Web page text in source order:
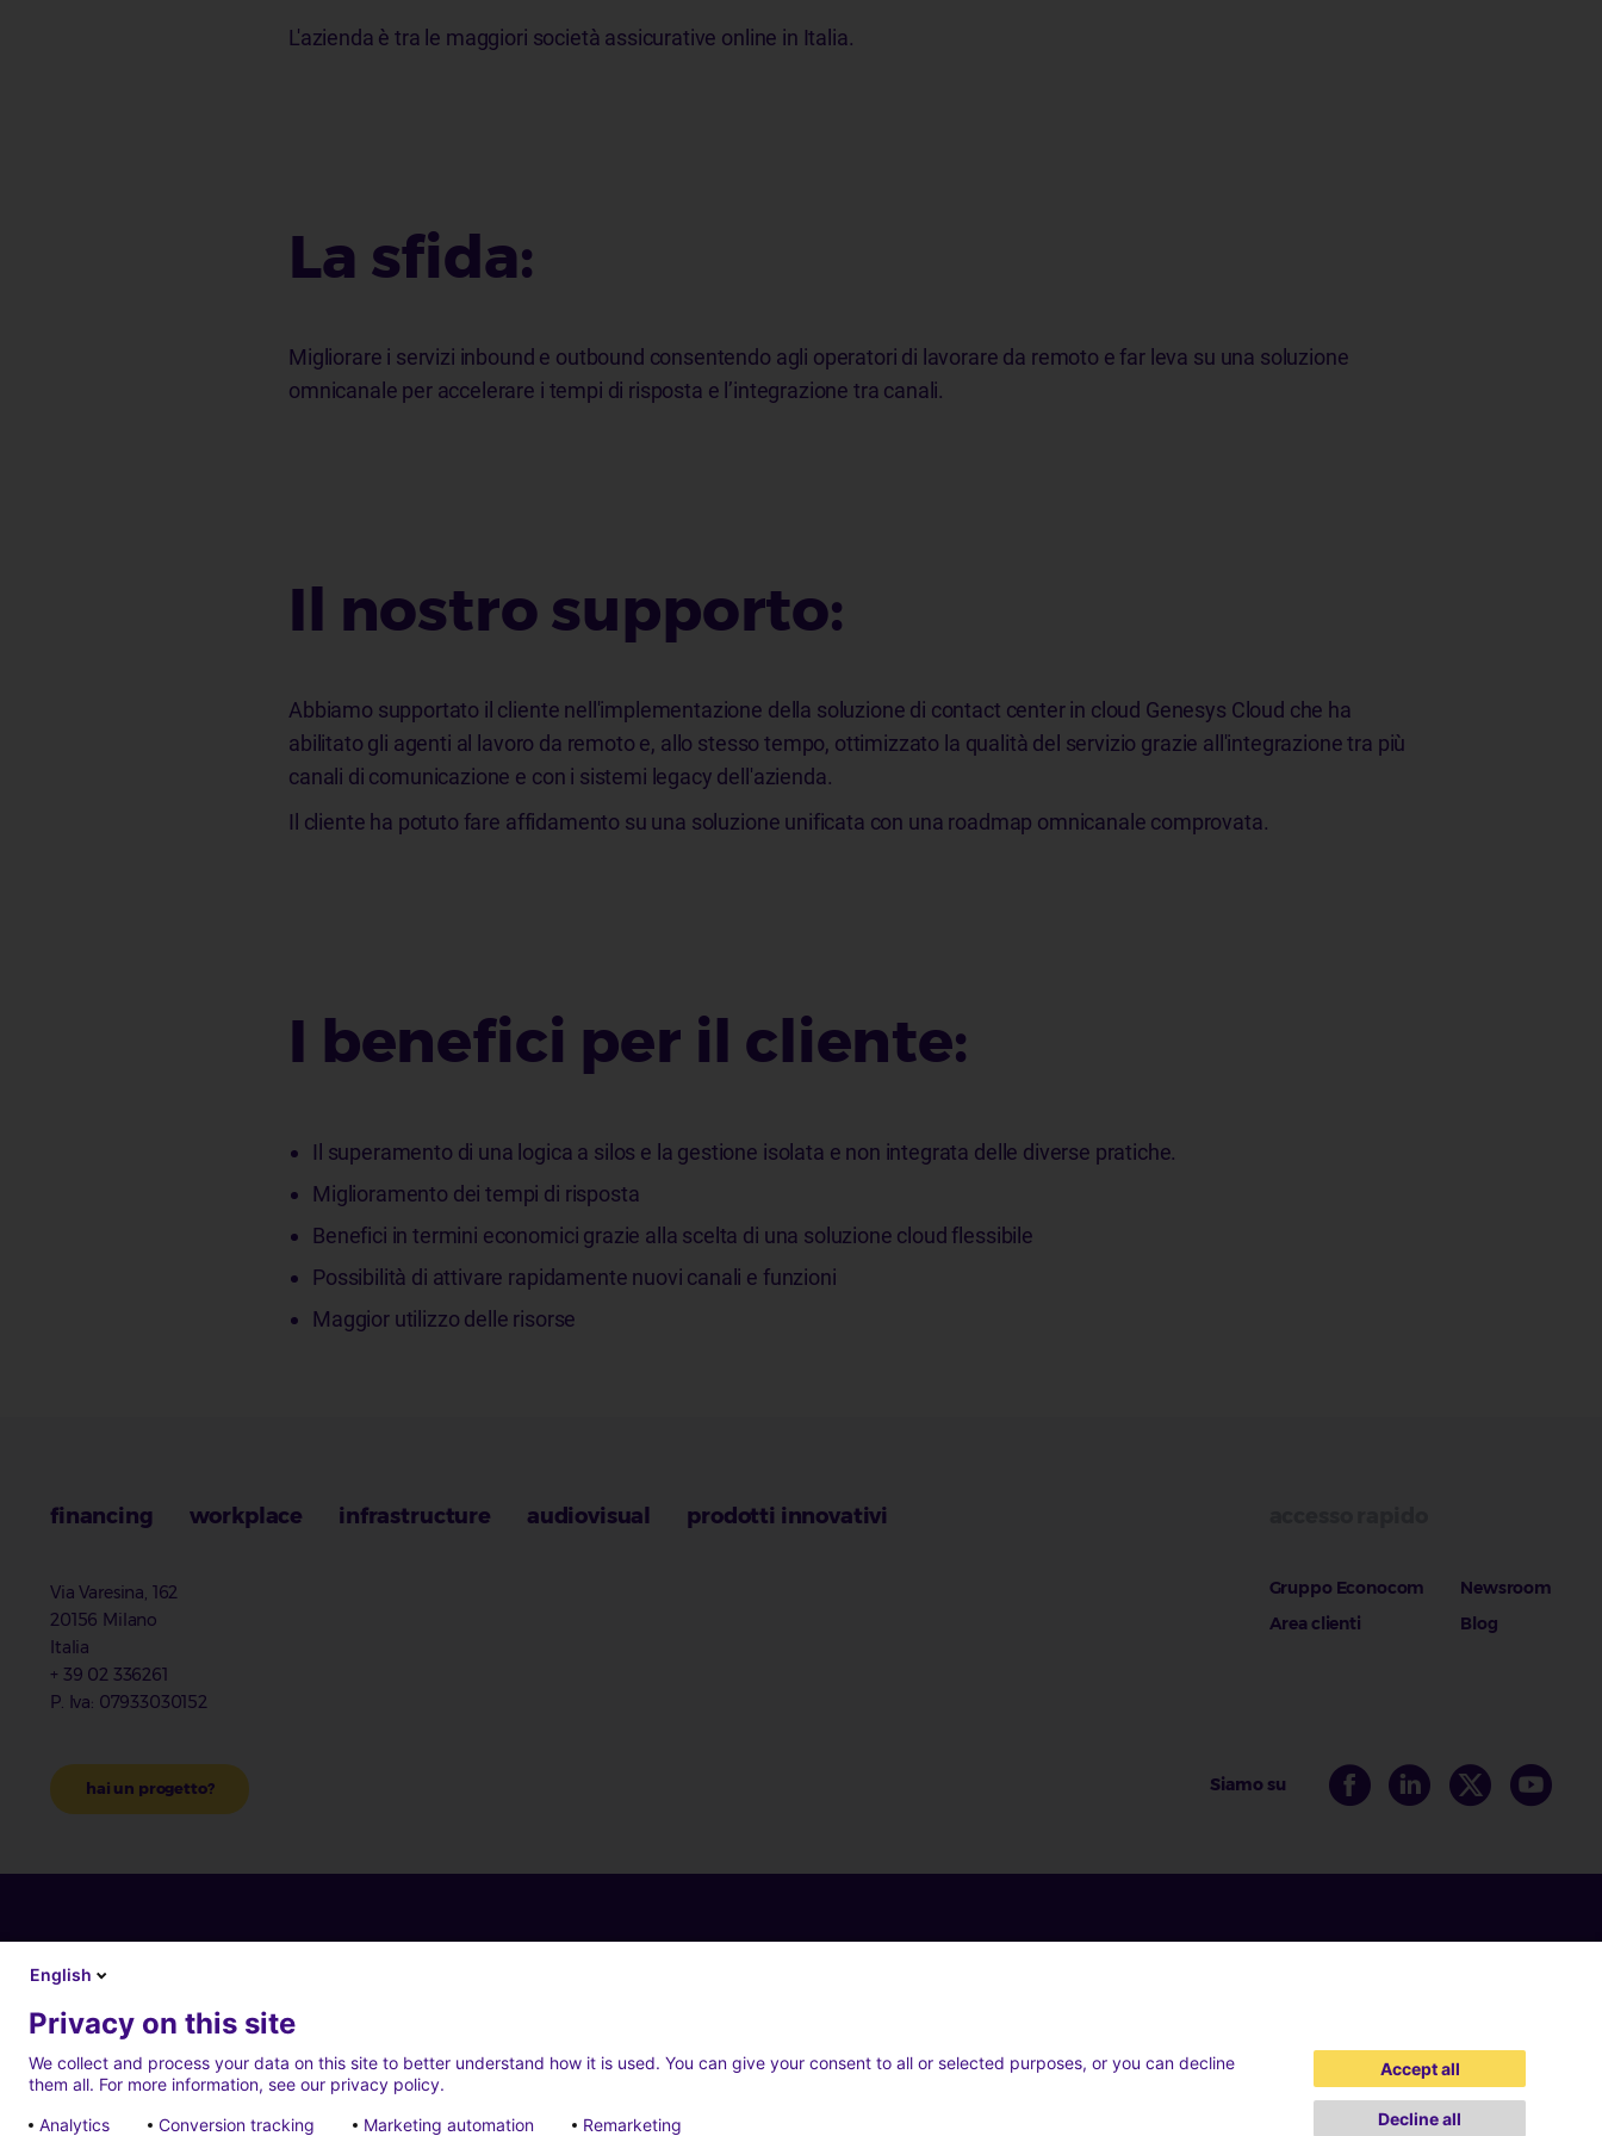
L'azienda ètra le maggiori società assicurative online in Italia.
La sfida:
Migliorare i servizi inbound e outbound consentendo agli operatori di lavorare da remoto e far leva su una soluzione
omnicanale per accelerare i tempi di risposta e l’integrazione tra canali.
Il nostro supporto:
Abbiamo supportato il cliente nell'implementazione della soluzione di contact center in cloud Genesys Cloud che ha
abilitato gli agenti al lavoro da remoto e, allo stesso tempo, ottimizzato la qualità del servizio grazie all'integrazione tra più
canali di comunicazione e con i sistemi legacy dell'azienda.
Il cliente ha potuto fare affidamento su una soluzione unificata con una roadmap omnicanale comprovata.
I benefici per il cliente:
Il superamento di una logica a silos e la gestione isolata e non integrata delle diverse pratiche.
Miglioramento dei tempi di risposta
Benefici in termini economici grazie alla scelta di una soluzione cloud flessibile
Possibilità di attivare rapidamente nuovi canali e funzioni
Maggior utilizzo delle risorse
financing workplace infrastructure audiovisual prodotti innovativi
Via Varesina, 162
20156 Milano
Italia
+ 39 02 336261
P. Iva: 07933030152
Gruppo Econocom
Area clienti
Newsroom
Blog
hai un progetto? Siamo su
English
Privacy on this site
We collect and process your data on this site to better understand how it is used. You can give your consent to all or selected purposes, or you can decline
them all. For more information, see our privacy policy.
Analytics
Conversion tracking Marketing automation Remarketing
Accept all
Decline all